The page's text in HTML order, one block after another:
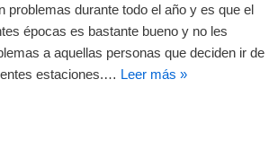
problemas durante todo el año y es que el
épocas es bastante bueno y no les
a aquellas personas que deciden ir de
estaciones.… Leer más »